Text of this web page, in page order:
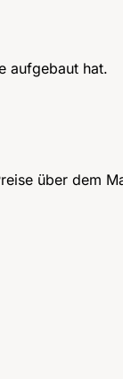
aufgebaut hat.
über dem